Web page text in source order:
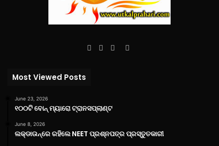
Facebook
TwitterYouTube
Instagram
Most Viewed Posts
June 23, 2026
୧୦୦ଟି ବୋନ୍ ମ୍ୟାରୋ ଟ୍ରାନସପ୍ଲାଣ୍ଟ
June 8, 2026
ଲକ୍‌ଡାଉନ୍‌ରେ ରହିଲେ NEET ପ୍ରଶ୍ନପତ୍ର ପ୍ରସ୍ତୁତକାରୀ